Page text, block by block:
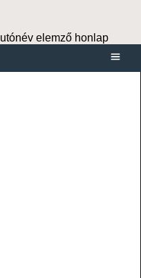
utónév elemző honlap